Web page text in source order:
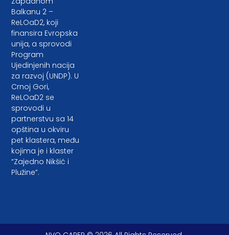
Balkanu 2 –
ReLOaD2, koji
finansira Evropska
unija, a sprovodi
Program
Ujedinjenih nacija
za razvoj (UNDP). U
Crnoj Gori,
ReLOaD2 se
sprovodi u
partnerstvu sa 14
opština u okviru
pet klastera, među
kojima je i klaster
“Zajedno Nikšić i
Plužine”.